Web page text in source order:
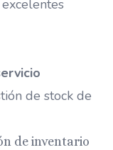
de stock de
de inventario